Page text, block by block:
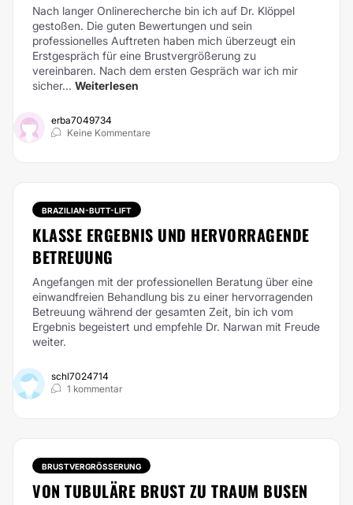
Nach langer Onlinerecherche bin ich auf Dr. Klöppel
gestoßen. Die guten Bewertungen und sein
professionelles Auftreten haben mich überzeugt ein
Erstgespräch für eine Brustvergrößerung zu
vereinbaren. Nach dem ersten Gespräch war ich mir
sicher... Weiterlesen
erba7049734
Keine Kommentare
BRAZILIAN-BUTT-LIFT
KLASSE ERGEBNIS UND HERVORRAGENDE
BETREUUNG
Angefangen mit der professionellen Beratung über eine
einwandfreien Behandlung bis zu einer hervorragenden
Betreuung während der gesamten Zeit, bin ich vom
Ergebnis begeistert und empfehle Dr. Narwan mit Freude
weiter.
schl7024714
1 kommentar
BRUSTVERGRÖSSERUNG
VON TUBULÄRE BRUST ZU TRAUM BUSEN